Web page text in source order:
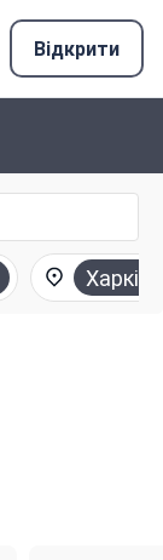
Відкрити
Харків